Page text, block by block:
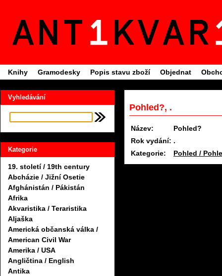
Knihy Gramodesky Popis stavu zboží Objednat
Vyhledávání
Kategorie
19. století / 19th century
Abcházie / Jižní Osetie
Afghánistán / Pákistán
Afrika
Akvaristika / Teraristika
Aljaška
Americká občanská válka /
American Civil War
Amerika / USA
Angličtina / English
Antika
Pohled?, .
Název:
Pohled?
Rok vydání: .
Kategorie:
Pohled /